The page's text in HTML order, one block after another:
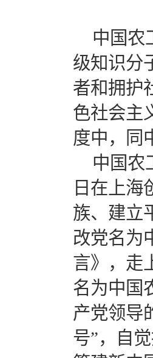
中国农
级知识分
者和拥护
色社会主
度中，同
中国农
日在上海
族、建立
改党名为
言》，走
名为中国
产党领导
号”，自